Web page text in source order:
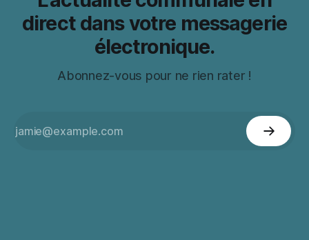
direct dans votre messagerie
électronique.
Abonnez-vous pour ne rien rater !